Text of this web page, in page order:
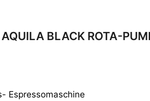
BLACK ROTA-
Espressomaschine